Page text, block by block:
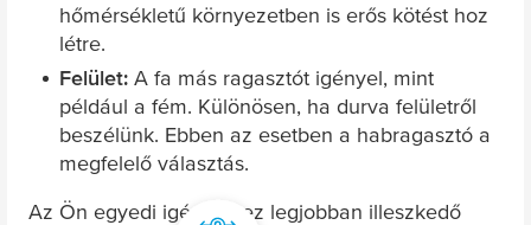
hőmérsékletű környezetben is erős kötést hoz
létre.
Felület: A fa más ragasztót igényel, mint
például a fém. Különösen, ha durva felületről
beszélünk. Ebben az esetben a habragasztó a
megfelelő választás.
Az Ön egyedi igényeihez legjobban illeszkedő